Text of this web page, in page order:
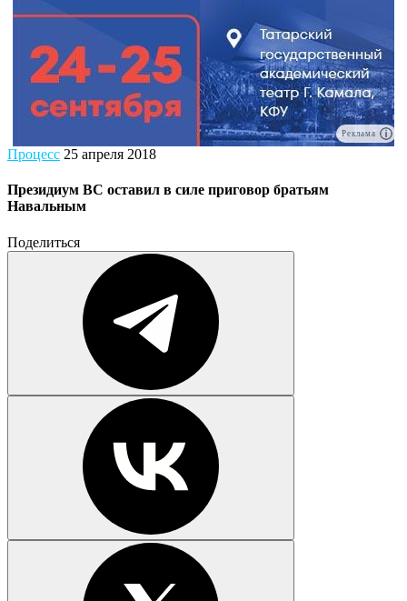
Реклама
Процесс 25 апреля 2018
Президиум ВС оставил в силе приговор братьям
Навальным
Поделиться